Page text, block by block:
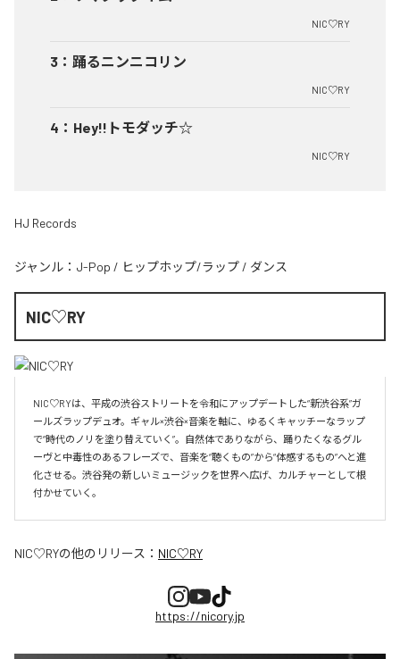
NIC♡RY
3 ： 踊るニンニコリン
NIC♡RY
4 ： Hey!!トモダッチ☆
NIC♡RY
HJ Records
ジャンル： J-Pop / ヒップホップ/ラップ / ダンス
NIC♡RY
NIC♡RYは、平成の渋谷ストリートを令和にアップデートした“新渋谷系”ガ
ールズラップデュオ。ギャル×渋谷×音楽を軸に、ゆるくキャッチーなラップ
で“時代のノリを塗り替えていく”。自然体でありながら、踊りたくなるグル
ーヴと中毒性のあるフレーズで、音楽を“聴くもの”から“体感するもの”へと進
化させる。渋谷発の新しいミュージックを世界へ広げ、カルチャーとして根
付かせていく。
NIC♡RYの他のリリース： NIC♡RY
https://nicory.jp